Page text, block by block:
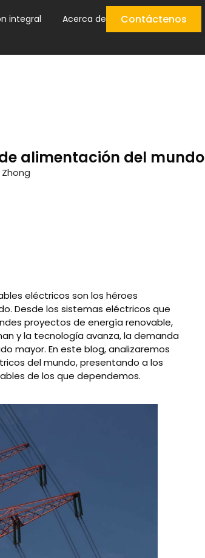
integral Acerca de Contáctenos
alimentación del mundo
Zhong
eléctricos son los héroes
Desde los sistemas eléctricos que
proyectos de energía renovable,
y la tecnología avanza, la demanda
mayor. En este blog, analizaremos
del mundo, presentando a los
de los que dependemos.